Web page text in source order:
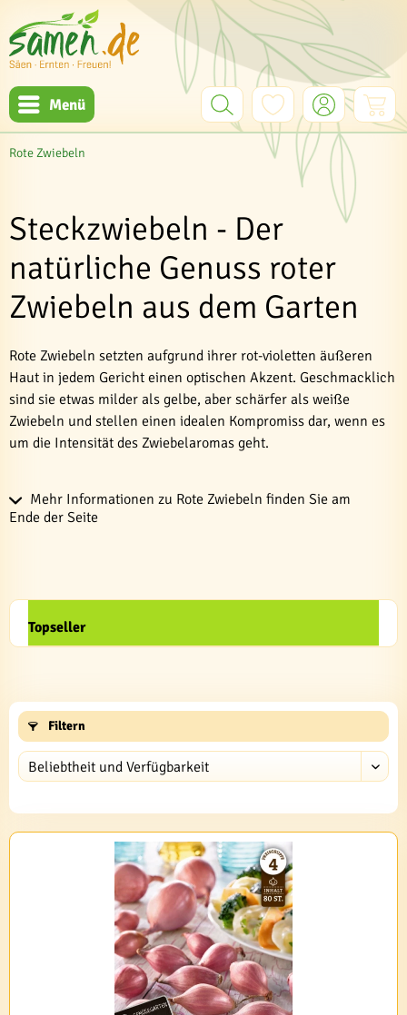
Menü
Rote Zwiebeln
Steckzwiebeln - Der
natürliche Genuss roter
Zwiebeln aus dem Garten
Rote Zwiebeln setzten aufgrund ihrer rot-violetten äußeren
Haut in jedem Gericht einen optischen Akzent. Geschmacklich
sind sie etwas milder als gelbe, aber schärfer als weiße
Zwiebeln und stellen einen idealen Kompromiss dar, wenn es
um die Intensität des Zwiebelaromas geht.
Mehr Informationen zu Rote Zwiebeln finden Sie am
Ende der Seite
Topseller
Filtern